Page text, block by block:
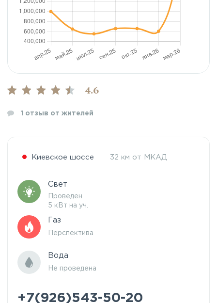
4.6
1 отзыв от жителей
Киевское шоссе 32 км от МКАД
Свет
Проведен
5 кВт на уч.
Газ
Перспектива
Вода
Не проведена
+7(926)543-50-20